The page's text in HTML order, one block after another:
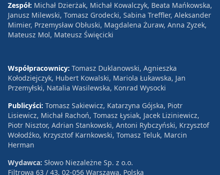
Zespół: Michał Dzierżak, Michał Kowalczyk, Beata Mańkowska,
Janusz Milewski, Tomasz Grodecki, Sabina Treffler, Aleksander
Mimier, Przemysław Obłuski, Magdalena Żuraw, Anna Zyzek,
Mateusz Mol, Mateusz Święcicki
Współpracownicy: Tomasz Duklanowski, Agnieszka
Kołodziejczyk, Hubert Kowalski, Mariola Łukawska, Jan
Przemyłski, Natalia Wasilewska, Konrad Wysocki
Publicyści: Tomasz Sakiewicz, Katarzyna Gójska, Piotr
Lisiewicz, Michał Rachoń, Tomasz Łysiak, Jacek Liziniewicz,
Piotr Nisztor, Adrian Stankowski, Antoni Rybczyński, Krzysztof
Wołodźko, Krzysztof Karnkowski, Tomasz Teluk, Marcin
Herman
Wydawca: Słowo Niezależne Sp. z o.o.
Filtrowa 63 / 43, 02-056 Warszawa, Polska